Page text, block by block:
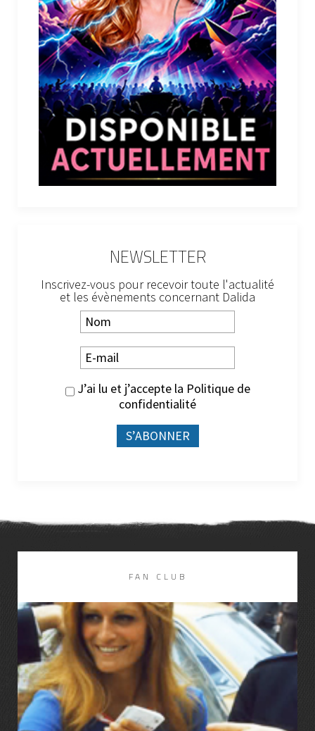
NEWSLETTER
Inscrivez-vous pour recevoir toute l'actualité
et les évènements concernant Dalida
J’ai lu et j’accepte la Politique de
confidentialité
FAN CLUB
LIRE LA SUITE